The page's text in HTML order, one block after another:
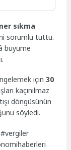
sıkma
sorumlu tuttu.
büyüme
için30
kaçınılmaz
döngüsünün
söyledi.